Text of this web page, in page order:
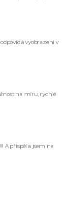
vyobrazení v
na míru, rychlé
A přispěla jsem na